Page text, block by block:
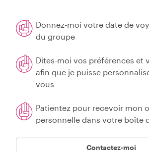
Donnez-moi votre date de
du groupe
Dites-moi vos préférences et
afin que je puisse
vous
Patientez pour recevoir mon
personnelle dans votre boîte
Contactez-moi